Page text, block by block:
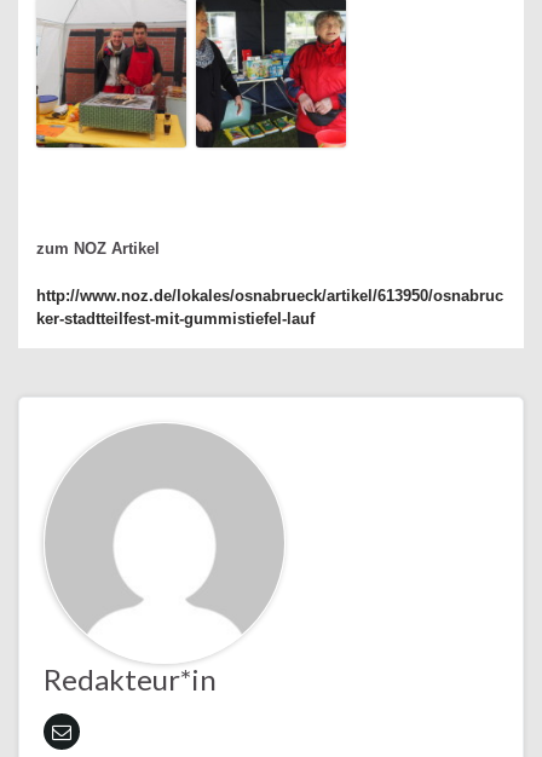
zum NOZ Artikel
http://www.noz.de/lokales/osnabrueck/artikel/613950/osnabruc
ker-stadtteilfest-mit-gummistiefel-lauf
Redakteur*in